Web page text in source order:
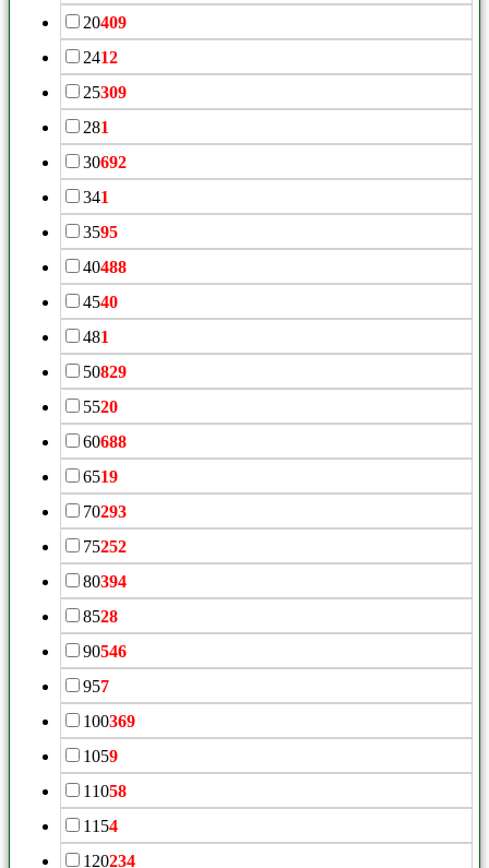
20409
2412
25309
281
30692
341
3595
40488
4540
481
50829
5520
60688
6519
70293
75252
80394
8528
90546
957
100369
1059
11058
1154
120234